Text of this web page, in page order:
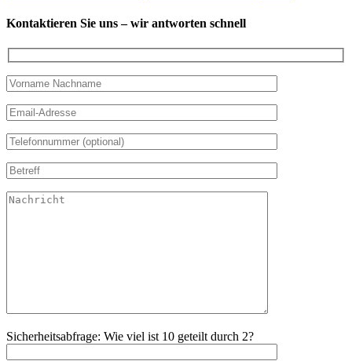
Kontaktieren Sie uns – wir antworten schnell
Sicherheitsabfrage: Wie viel ist 10 geteilt durch 2?